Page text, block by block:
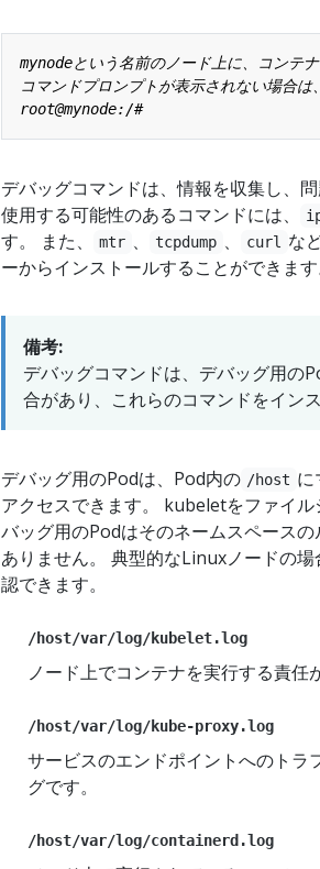
デバッグコマンドは、情報を収集し、
使用する可能性のあるコマンドには、
す。 また、
mtr 、 tcpdump 、 curl
な
ーからインストールすることができます
備考:
デバッグコマンドは、デバッグ用の
合があり、これらのコマンドをイン
デバッグ用のPodは、Pod内の /host に
アクセスできます。 kubeletをファイ
バッグ用のPodはそのネームスペース
ありません。 典型的なLinuxノードの
認できます。
/host/var/log/kubelet.log
ノード上でコンテナを実行する責任
/host/var/log/kube-proxy.log
サービスのエンドポイントへのトラ
グです。
/host/var/log/containerd.log